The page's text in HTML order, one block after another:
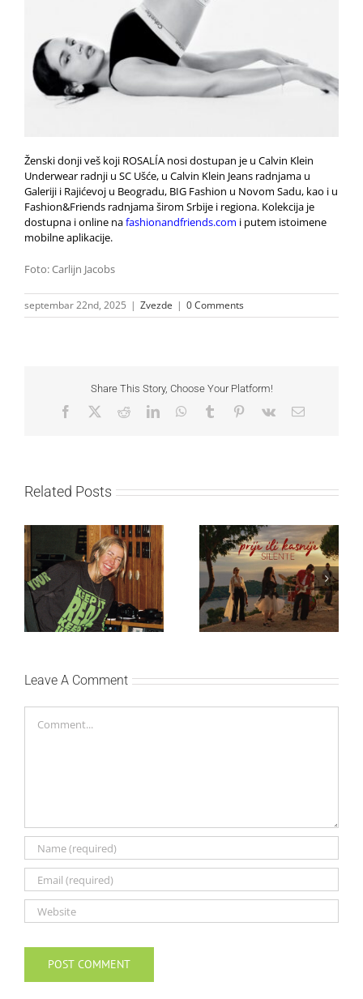
Ženski donji veš koji ROSALÍA nosi dostupan je u Calvin Klein
Underwear radnji u SC Ušće, u Calvin Klein Jeans radnjama u
Galeriji i Rajićevoj u Beogradu, BIG Fashion u Novom Sadu, kao i u
Fashion&Friends radnjama širom Srbije i regiona. Kolekcija je
dostupna i online nafashionandfriends.com i putem istoimene
mobilne aplikacije.
Foto: Carlijn Jacobs
septembar 22nd, 2025 | Zvezde | 0 Comments
Share This Story, Choose Your Platform!
Facebook RedditLinkedInWhatsApp
Tumblr Pinterest
Vk Email
Related Posts
Ellie Goulding otkriva
nežniju stranu novim
singlom „4 Seasons“
Silente objavio novi
singl “Prije ili kasnije”
Leave A Comment